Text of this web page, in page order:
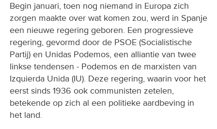
Begin januari, toen nog niemand in Europa zich
zorgen maakte over wat komen zou, werd in Spanje
een nieuwe regering geboren. Een progressieve
regering, gevormd door de PSOE (Socialistische
Partij) en Unidas Podemos, een alliantie van twee
linkse tendensen - Podemos en de marxisten van
Izquierda Unida (IU). Deze regering, waarin voor het
eerst sinds 1936 ook communisten zetelen,
betekende op zich al een politieke aardbeving in
het land.